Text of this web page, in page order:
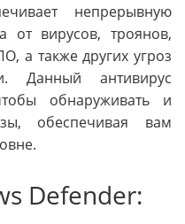
непрерывную
от вирусов, троянов,
а также других угроз
Данный антивирус
обнаруживать и
обеспечивая вам
Defender: